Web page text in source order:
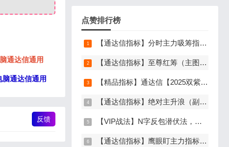
通达信通用
通达信通用
反馈
点赞排行榜
【通达信指标】分时主力吸筹指标公式，分时量中显主力（分时副图）
【通达信指标】至尊红筹（主图+副图+选股）原价9999元的全套指标
【精品指标】通达信【2025双紫擒龙】指标，新版主图、副图、选股，主力吸筹套装，手机电脑通达信通用
【通达信指标】绝对主升浪（副图+选股）
【VIP战法】N字反包潜伏法，主升龙头真经12级粉丝专属战法，节点潜伏
【通达信指标】鹰眼盯主力指标公式，发现主力异动资金（副图+选股）